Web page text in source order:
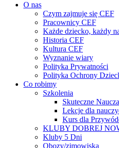
O nas
Czym zajmuje się CEF
Pracownicy CEF
Każde dziecko, każdy
Historia CEF
Kultura CEF
Wyznanie wiary
Polityka Prywatności
Polityka Ochrony
Co robimy
Szkolenia
Skuteczne
Lekcje dla
Kurs dla
KLUBY DOBREJ
Kluby 5 Dni
Obozy/zimowiska